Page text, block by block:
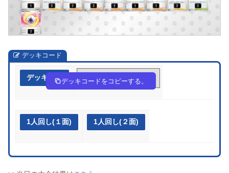
デッキコード
デッキ作成 g9nQLN-rknTVW-ggigiL
デッキコードをコピーする。
1人回し(１面) 1人回し(２面)